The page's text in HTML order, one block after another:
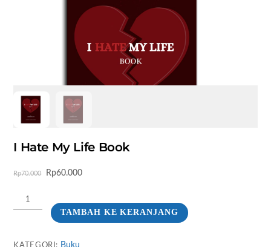
I Hate My Life Book
Rp70.000
Harga
Rp70.000.
Rp60.000Harga
adalah:
Rp60.000.
Kuantitas
I
Life
TAMBAH KE KERANJANG
KATEGORI: Buku